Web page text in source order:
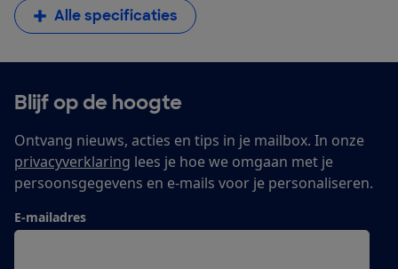
Alle specificaties
Blijf op de hoogte
Ontvang nieuws, acties en tips in je mailbox. In onze
privacyverklaring lees je hoe we omgaan met je
persoonsgegevens en e-mails voor je personaliseren.
E-mailadres